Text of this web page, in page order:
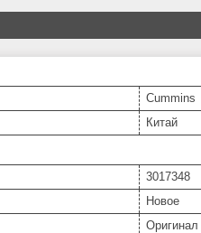
Cummins
Китай
3017348
Новое
Оригинал